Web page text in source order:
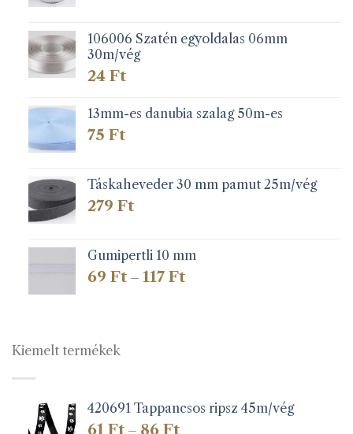
106006 Szatén egyoldalas 06mm
30m/vég
24 Ft
13mm-es danubia szalag 50m-es
75 Ft
Táskaheveder 30 mm pamut 25m/vég
279 Ft
Gumipertli 10 mm
69 Ft – 117 FtÁrtartomány:
Kiemelt termékek
420691 Tappancsos ripsz 45m/vég
61 Ft – 86 FtÁrtartomány: